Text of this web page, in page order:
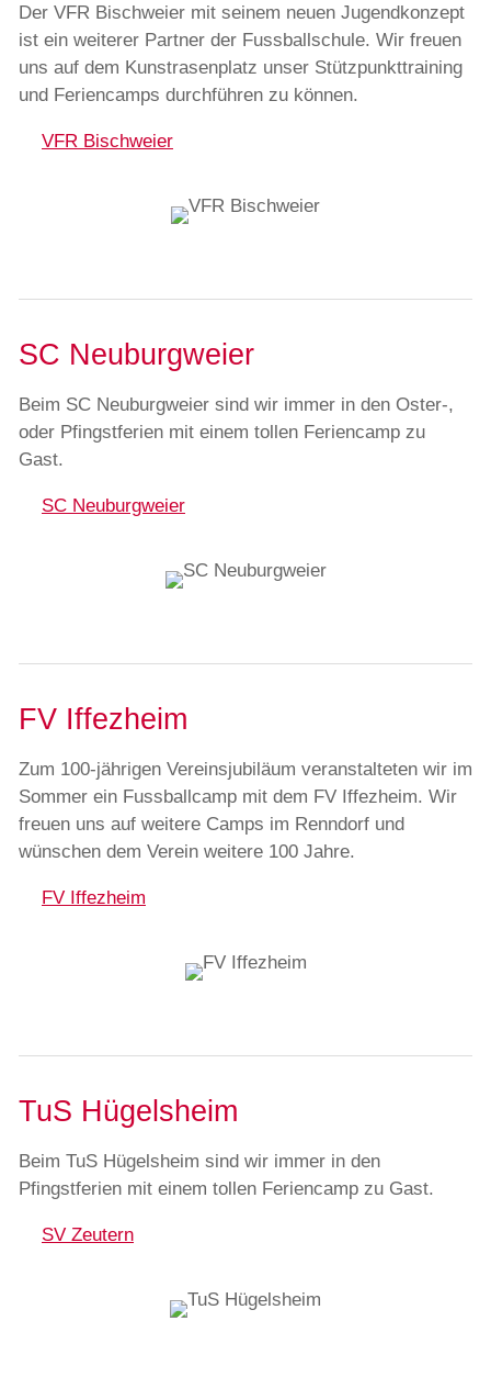
Der VFR Bischweier mit seinem neuen Jugendkonzept
ist ein weiterer Partner der Fussballschule. Wir freuen
uns auf dem Kunstrasenplatz unser Stützpunkttraining
und Feriencamps durchführen zu können.
VFR Bischweier
SC Neuburgweier
Beim SC Neuburgweier sind wir immer in den Oster-,
oder Pfingstferien mit einem tollen Feriencamp zu
Gast.
SC Neuburgweier
FV Iffezheim
Zum 100-jährigen Vereinsjubiläum veranstalteten wir im
Sommer ein Fussballcamp mit dem FV Iffezheim. Wir
freuen uns auf weitere Camps im Renndorf und
wünschen dem Verein weitere 100 Jahre.
FV Iffezheim
TuS Hügelsheim
Beim TuS Hügelsheim sind wir immer in den
Pfingstferien mit einem tollen Feriencamp zu Gast.
SV Zeutern